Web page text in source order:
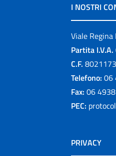
I NOSTRI
Viale
Partita I.V.A.
C.F.
Telefono: 06
Fax: 06
PEC:
PRIVACY